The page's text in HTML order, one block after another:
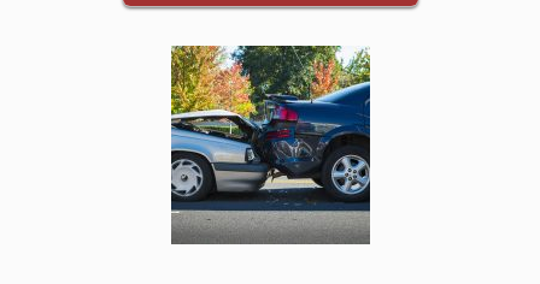
perjuicio
hayas
sufrido.
accidentes
centros
comerciales
Los
accidentes
de
auto
pueden
ser
traumáticos
y
tener
consecuencias
pero
no
tienes
que
hacerlo
solo.
Nuestro
equipo
de
abogados
necesitas
para
cubrir
gastos
médicos,
pérdida
ingresos,
otros
salarios
perdidos
y
daños
a tu
vehículo.
Los
accidentes
de
auto
que
necesitas
para
cubrir
gastos
médicos,
salarios
perdidos
y
más.